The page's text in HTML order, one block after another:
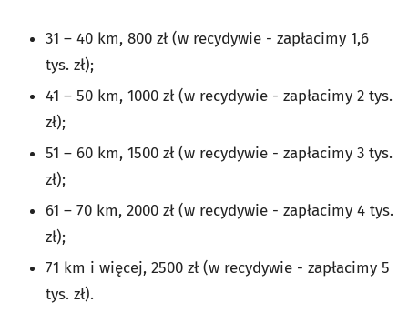
31 – 40 km, 800 zł (w recydywie - zapłacimy 1,6
tys. zł);
41 – 50 km, 1000 zł (w recydywie - zapłacimy 2 tys.
zł);
51 – 60 km, 1500 zł (w recydywie - zapłacimy 3 tys.
zł);
61 – 70 km, 2000 zł (w recydywie - zapłacimy 4 tys.
zł);
71 km i więcej, 2500 zł (w recydywie - zapłacimy 5
tys. zł).